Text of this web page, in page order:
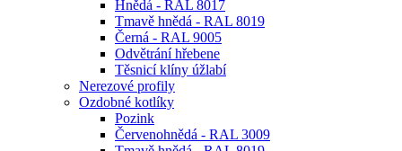
Hnědá - RAL 8017
Tmavě hnědá - RAL 8019
Černá - RAL 9005
Odvětrání hřebene
Těsnicí klíny úžlabí
Nerezové profily
Ozdobné kotlíky
Pozink
Červenohnědá - RAL 3009